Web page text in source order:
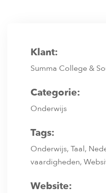
Klant:
Summa College &
Categorie:
Onderwijs
Tags:
Onderwijs, Taal,
vaardigheden,
Website: